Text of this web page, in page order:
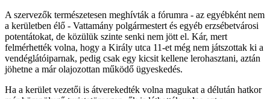
A szervezők természetesen meghívták a fórumra - az egyébként nem
a kerületben élő - Vattamány polgármestert és egyéb erzsébetvárosi
potentátokat, de közülük szinte senki nem jött el. Kár, mert
felmérhették volna, hogy a Király utca 11-et még nem játszottak ki a
vendéglátóiparnak, pedig csak egy kicsit kellene lerohasztani, aztán
jöhetne a már olajozottan működő ügyeskedés.
Ha a kerület vezetői is átverekedték volna magukat a délután hatkor